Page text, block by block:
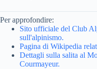
Per approfondire:
Sito ufficiale del Club
sull'alpinismo.
Pagina di Wikipedia
Dettagli sulla salita al
Courmayeur.